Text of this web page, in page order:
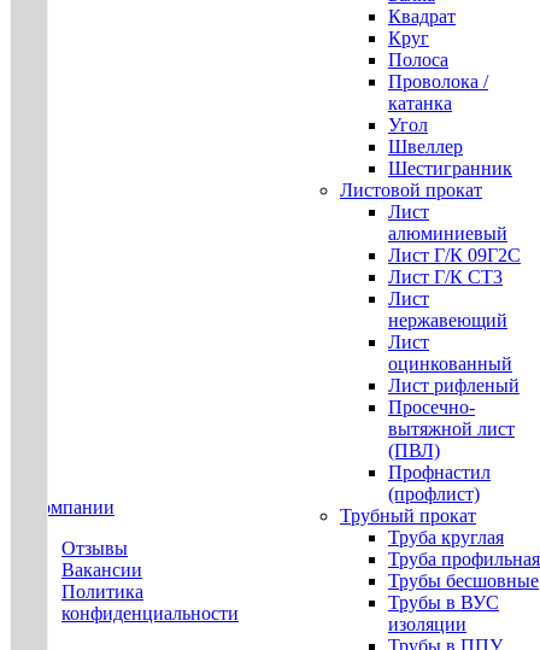
О компании
Отзывы
Вакансии
Политика
конфиденциальности
Квадрат
Круг
Полоса
Проволока /
катанка
Угол
Швеллер
Шестигранник
Листовой прокат
Лист
алюминиевый
Лист Г/К 09Г2С
Лист Г/К СТ3
Лист
нержавеющий
Лист
оцинкованный
Лист рифленый
Просечно-
вытяжной лист
(ПВЛ)
Профнастил
(профлист)
Трубный прокат
Труба круглая
Труба профильная
Трубы бесшовные
Трубы в ВУС
изоляции
Трубы в ППУ